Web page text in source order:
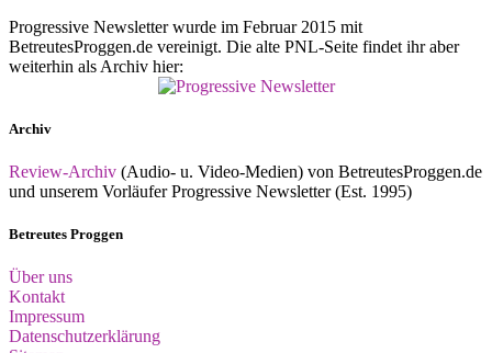
Progressive Newsletter wurde im Februar 2015 mit
BetreutesProggen.de vereinigt. Die alte PNL-Seite findet ihr aber
weiterhin als Archiv hier:
Archiv
Review-Archiv (Audio- u. Video-Medien) von BetreutesProggen.de
und unserem Vorläufer Progressive Newsletter (Est. 1995)
Betreutes Proggen
Über uns
Kontakt
Impressum
Datenschutzerklärung